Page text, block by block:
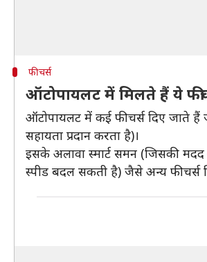
फीचर्स
ऑटोपायलट में मिलते हैं ये
ऑटोपायलट में कई फीचर्स दिए जाते
सहायता प्रदान करता है)।
इसके अलावा स्मार्ट समन (जिसकी
स्पीड बदल सकती है) जैसे अन्य फीचर्स